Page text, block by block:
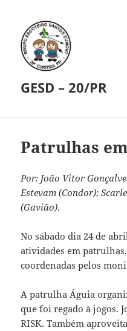
GESD – 20/PR
Patrulhas
Por: João Vitor
Estevam (Condor);
(Gavião).
No sábado dia 24 de
atividades em
coordenadas pelos
A patrulha Águia
que foi regado à jogos.
RISK. Também